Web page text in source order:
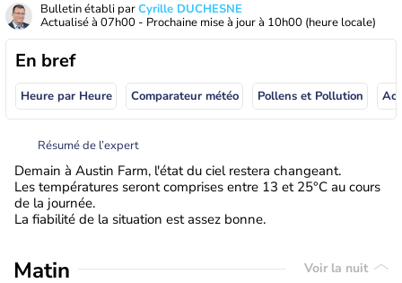
Bulletin établi parCyrille DUCHESNE
Actualisé à 07h00 - Prochaine mise à jour à 10h00 (heure locale)
En bref
Heure par Heure Comparateur météo Pollens et Pollution
Résumé de l’expert
Demain à Austin Farm, l'état du ciel restera changeant.
Les températures seront comprises entre 13 et 25°C au cours
de la journée.
La fiabilité de la situation est assez bonne.
Matin Voir la nuit